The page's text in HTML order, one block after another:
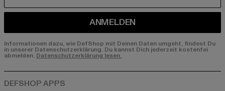
ANMELDEN
Informationen dazu, wie DefShop mit Deinen Daten umgeht, findest Du
in unserer Datenschutzerklärung. Du kannst Dich jederzeit kostenfei
abmelden. Datenschutzerklärung lesen.